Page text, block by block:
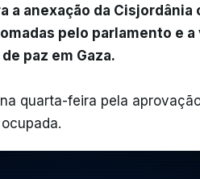
a anexação da Cisjordânia
pelo parlamento e
paz em Gaza.
quarta-feira pela